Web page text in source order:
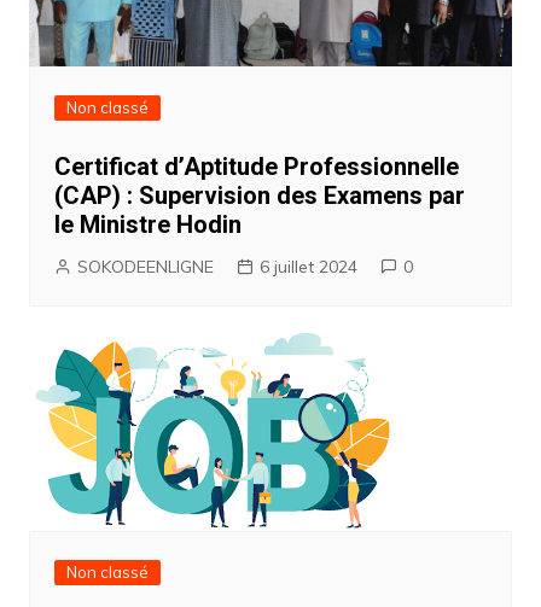
Non classé
Certificat d’Aptitude Professionnelle
(CAP) : Supervision des Examens par
le Ministre Hodin
SOKODEENLIGNE 6 juillet 2024 0
Non classé